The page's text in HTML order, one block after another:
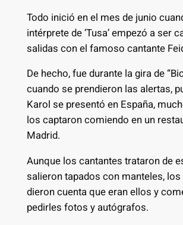
Todo inició en el mes de junio
intérprete de ‘Tusa’ empezó a ser
salidas con el famoso cantante
De hecho, fue durante la gira de
cuando se prendieron las alertas,
Karol se presentó en España,
los captaron comiendo en un
Madrid.
Aunque los cantantes trataron de
salieron tapados con manteles,
dieron cuenta que eran ellos y
pedirles fotos y autógrafos.